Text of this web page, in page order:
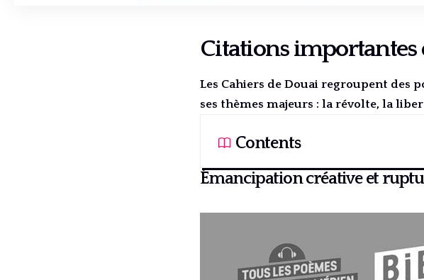
Citations importantes
Les Cahiers de Douai regroupent des
ses thèmes majeurs : la révolte, la
Contents
Émancipation créative et